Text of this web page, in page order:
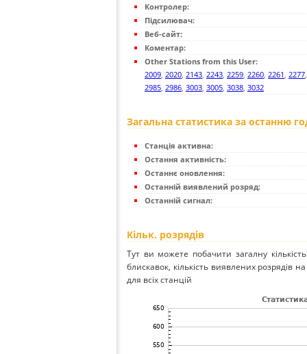
Контролер:
Підсилювач:
Веб-сайт:
Коментар:
Other Stations from this User:
2009, 2020, 2143, 2243, 2259, 2260, 2261, 2277
2985, 2986, 3003, 3005, 3038, 3032
Загальна статистика за останню
Станція активна:
Остання активність:
Останнє оновлення:
Останній виявлений розряд:
Останній сигнал:
Кільк. розрядів
Тут ви можете побачити загалну
блискавок, кількість виявлених розрядів
для всіх станцій